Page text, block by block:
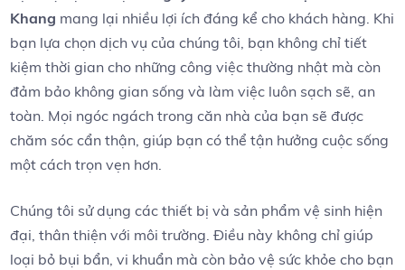
Khang mang lại nhiều⁢ lợi ích đáng kể cho ⁣khách hàng. ⁣Khi
bạn lựa chọn dịch ⁤vụ của chúng tôi, bạn⁢ không chỉ‌ tiết
kiệm ‍thời gian cho những công việc ⁣thường nhật mà còn
đảm bảo không‌ gian sống và làm việc luôn​ sạch sẽ, an
toàn. Mọi ngóc ngách ⁢trong căn nhà của bạn sẽ được
⁢chăm sóc ‌cẩn thận, giúp ⁣bạn có⁤ thể tận‍ hưởng cuộc sống⁣
một cách trọn vẹn ⁣hơn.
Chúng tôi sử dụng các thiết ⁢bị ⁣và sản phẩm vệ sinh hiện
đại, thân thiện với ​môi trường. Điều ​này không chỉ giúp
loại bỏ⁣ bụi⁤ bẩn, vi khuẩn mà còn bảo⁣ vệ‍ sức khỏe cho bạn